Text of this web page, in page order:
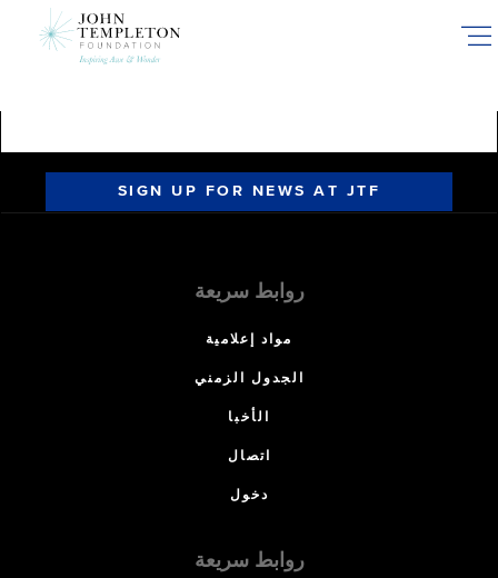
SIGN UP FOR NEWS AT JTF
روابط سريعة
مواد إعلامية
الجدول الزمني
الأخبا
اتصال
دخول
روابط سريعة